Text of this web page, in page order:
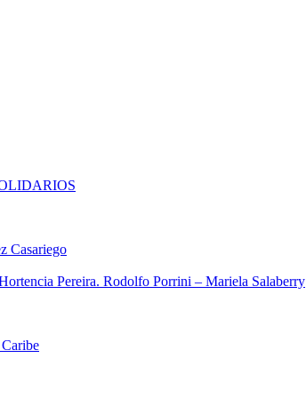
Casariego
Pereira. Rodolfo Porrini – Mariela Salaberry